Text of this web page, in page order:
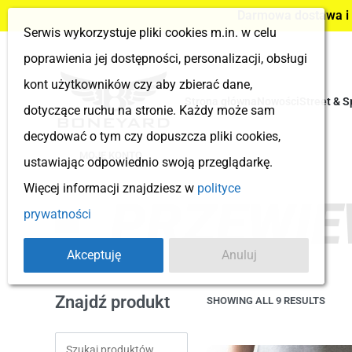
Darmowa
Street &
MOJE KONTO
Znajdź produkt SHOWING ALL 9 RESULTS
Serwis wykorzystuje pliki cookies m.in. w celu
poprawienia jej dostępności, personalizacji, obsługi
kont użytkowników czy aby zbierać dane,
dotyczące ruchu na stronie. Każdy może sam
decydować o tym czy dopuszcza pliki cookies,
ustawiając odpowiednio swoją przeglądarkę.
Więcej informacji znajdziesz w polityce
prywatności
Akceptuję Anuluj